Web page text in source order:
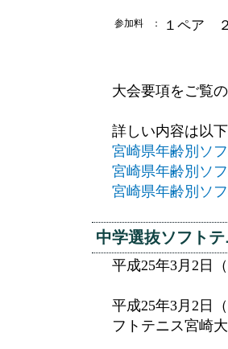
参加料 ： １ペア
大会要項をご覧
詳しい内容は以
宮崎県年齢別ソ
宮崎県年齢別ソ
宮崎県年齢別ソ
中学選抜ソフト
平成25年3月2日
平成25年3月2日
フトテニス宮崎